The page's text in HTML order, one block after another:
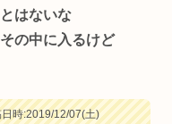
はないな
の中に入るけど
時:2019/12/07(土)